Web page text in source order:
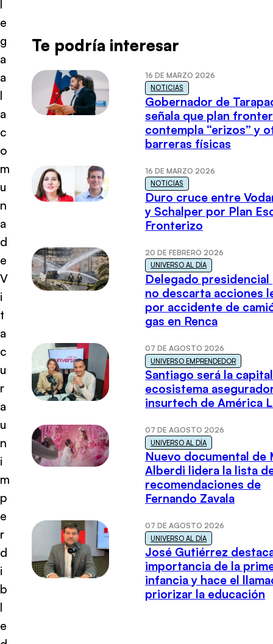
l
e
g
a
a
l
a
c
o
m
u
n
a
d
e
V
i
t
a
c
u
r
a
u
n
i
m
p
e
r
d
i
b
l
e
Te podría interesar
16 DE MARZO 2026
NOTICIAS
Gobernador de
señala que plan
contempla “erizos” y
barreras físicas
16 DE MARZO 2026
NOTICIAS
Duro cruce entre
y Schalper por Plan
Fronterizo
20 DE FEBRERO 2026
UNIVERSO AL DÍA
Delegado presidencial
no descarta acciones
por accidente de
gas en Renca
07 DE AGOSTO 2026
UNIVERSO EMPRENDEDOR
Santiago será la
ecosistema
insurtech de América
07 DE AGOSTO 2026
UNIVERSO AL DÍA
Nuevo documental de
Alberdi lidera la lista
recomendaciones de
Fernando Zavala
07 DE AGOSTO 2026
UNIVERSO AL DÍA
José Gutiérrez
importancia de la
infancia y hace el
priorizar la educación